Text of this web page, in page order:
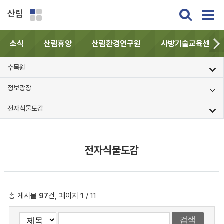
산림
소식 산림휴양 산림환경연구원 사방기술교육센터
수목원
정보광장
전자식물도감
전자식물도감
총 게시물 97건, 페이지 1 / 11